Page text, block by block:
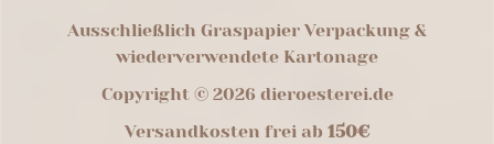
Ausschließlich Graspapier Verpackung &
wiederverwendete Kartonage
Copyright © 2026 dieroesterei.de
Versandkosten frei ab 150€